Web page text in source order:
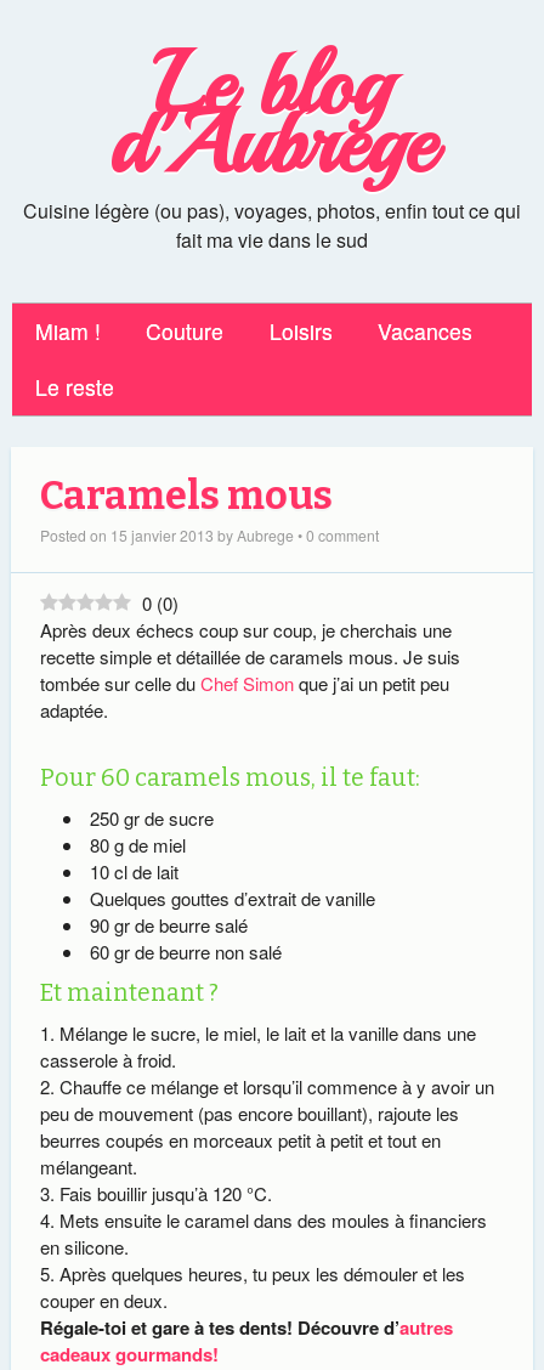
Le blog
d'Aubrege
Cuisine légère (ou pas), voyages, photos, enfin tout ce qui
fait ma vie dans le sud
Miam ! Couture Loisirs
Vacances
Le reste
Caramels mous
Posted on 15 janvier 2013 byAubrege •0 comment
0 (0)
Après deux échecs coup sur coup, je cherchais une
recette simple et détaillée de caramels mous. Je suis
tombée sur celle duChef Simonque j’ai un petit peu
adaptée.
Pour 60 caramels mous, il te faut:
250 gr de sucre
80 g de miel
10 cl de lait
Quelques gouttes d’extrait de vanille
90 gr de beurre salé
60 gr de beurre non salé
Et maintenant ?
Mélange le sucre, le miel, le lait et la vanille dans une
casserole à froid.
Chauffe ce mélange et lorsqu’il commence à y avoir un
peu de mouvement (pas encore bouillant), rajoute les
beurres coupés en morceaux petit à petit et tout en
mélangeant.
Fais bouillir jusqu’à 120 °C.
Mets ensuite le caramel dans des moules à financiers
en silicone.
Après quelques heures, tu peux les démouler et les
couper en deux.
Régale-toi et gare à tes dents! Découvre d’autres
cadeaux gourmands!